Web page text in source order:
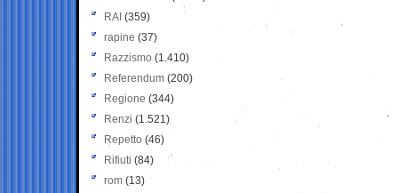
RAI (359)
rapine (37)
Razzismo (1.410)
Referendum (200)
Regione (344)
Renzi (1.521)
Repetto (46)
Rifiuti (84)
rom (13)